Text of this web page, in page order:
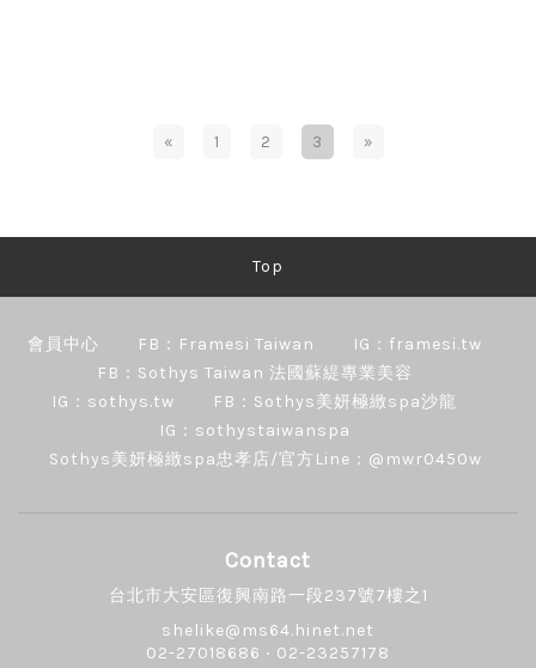
« 1 2 3 »
Top
會員中心 FB：Framesi Taiwan
IG：framesi.tw
FB：Sothys Taiwan 法國蘇緹專業美容
IG：sothys.tw
FB：Sothys美妍極緻spa沙龍
IG：sothystaiwanspa
Sothys美妍極緻spa忠孝店/官方Line：@mwr0450w
Contact
台北市大安區復興南路一段237號7樓之1
shelike@ms64.hinet.net
02-27018686 ‧ 02-23257178